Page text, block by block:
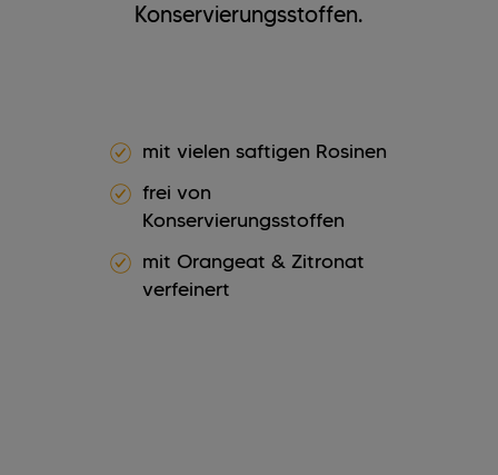
Konservierungsstoffen.
mit vielen saftigen Rosinen
frei von
Konservierungsstoffen
mit Orangeat & Zitronat
verfeinert